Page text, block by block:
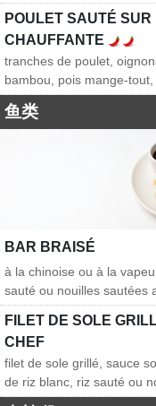
POULET SAUTÉ SUR
CHAUFFANTE
tranches de poulet,
bambou, pois mange-
鱼类
BAR BRAISÉ
à la chinoise ou à la
sauté ou nouilles sautées
FILET DE SOLE
CHEF
filet de sole grillé, sauce
de riz blanc, riz sauté ou